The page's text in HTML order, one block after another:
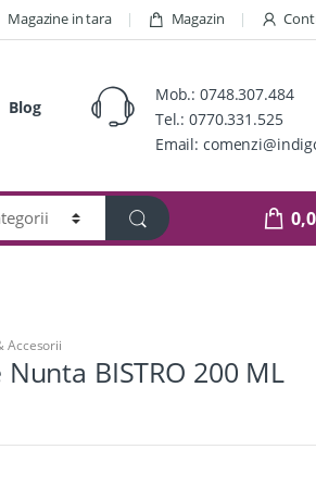
Magazine in tara Magazin
Blog
Mob.:0748.307.484
Tel.:0770.331.525
Email:
Accesorii
BISTRO 200 ML